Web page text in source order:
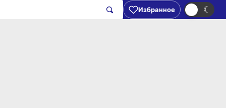
Избранное ☀ ☾